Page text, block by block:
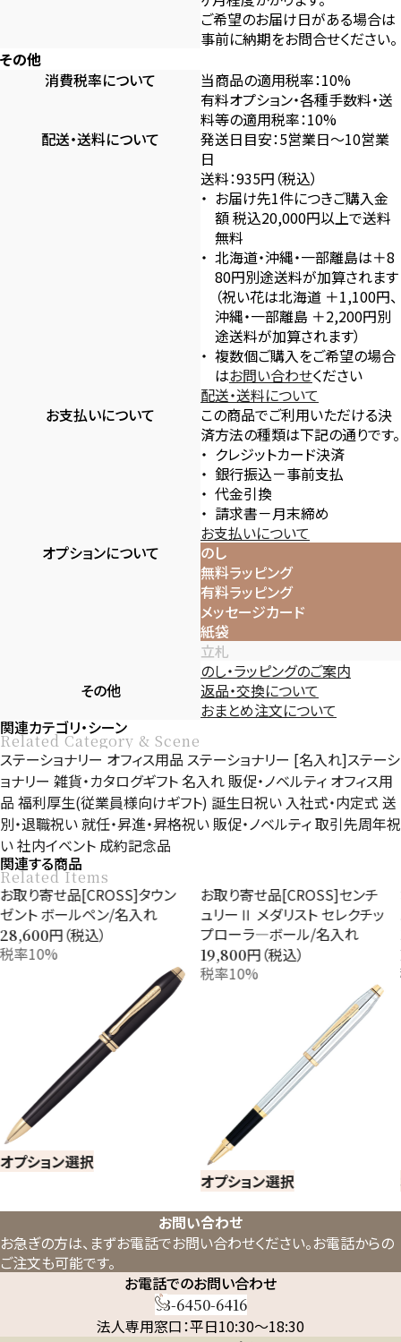
ご希望のお届け日がある場合は
事前に納期をお問合せください。
その他
消費税率について
当商品の適用税率：10%
有料オプション・各種手数料・送
料等の適用税率：10%
配送・送料について
発送日目安：5営業日〜10営業
日
送料：935円（税込）
お届け先1件につきご購入金
額 税込20,000円以上で送料
無料
北海道・沖縄・一部離島は＋8
80円別途送料が加算されます
（祝い花は北海道 ＋1,100円、
沖縄・一部離島 ＋2,200円別
途送料が加算されます）
複数個ご購入をご希望の場合
はお問い合わせください
配送・送料について
お支払いについて
この商品でご利用いただける決
済方法の種類は下記の通りです。
クレジットカード決済
銀行振込－事前支払
代金引換
請求書－月末締め
お支払いについて
オプションについて
のし
無料ラッピング
有料ラッピング
メッセージカード
紙袋
立札
のし・ラッピングのご案内
その他
返品・交換について
おまとめ注文について
関連カテゴリ・シーン
Related Category & Scene
ステーショナリー オフィス用品 ステーショナリー [名入れ]ステーシ
ョナリー 雑貨・カタログギフト 名入れ販促・ノベルティ オフィス用
品 福利厚生(従業員様向けギフト) 誕生日祝い 入社式・内定式 送
別・退職祝い就任・昇進・昇格祝い販促・ノベルティ取引先周年祝
い社内イベント 成約記念品
関連する商品
Related Items
寄せ品[CROSS]タウン
ボールペン/名入れ
円（税込）
ョン選択
お取り寄せ品[CROSS]センチ
ュリーⅡ メダリスト セレクチッ
プローラ―ボール/名入れ
19,800円（税込）
税率10%
オプション選択
お取
ュリ
税
オ
お問い合わせ
お急ぎの方は、まずお電話でお問い合わせください。お電話からの
ご注文も可能です。
お電話でのお問い合わせ
03-6450-6416
法人専用窓口：平日10:30～18:30